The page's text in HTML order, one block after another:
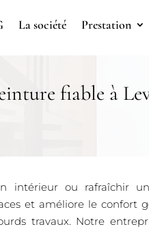
La société Prestation
fiable à
intérieur ou rafraîchir
et améliore le confort
travaux. Notre